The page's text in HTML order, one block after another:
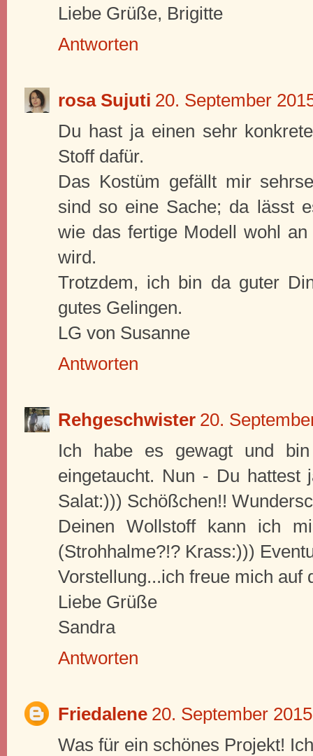
Liebe Grüße, Brigitte
Antworten
rosa Sujuti 20. September
Du hast ja einen sehr
Stoff dafür.
Das Kostüm gefällt mir
sind so eine Sache; da lässt
wie das fertige Modell wohl
wird.
Trotzdem, ich bin da guter
gutes Gelingen.
LG von Susanne
Antworten
Rehgeschwister 20.
Ich habe es gewagt und
eingetaucht. Nun - Du hattest
Salat:))) Schößchen!!
Deinen Wollstoff kann ich
(Strohhalme?!? Krass:)))
Vorstellung...ich freue mich auf
Liebe Grüße
Sandra
Antworten
Friedalene 20. September
Was für ein schönes Projekt!